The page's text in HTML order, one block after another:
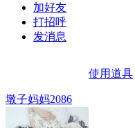
加好友
打招呼
发消息
使用道具
墩子妈妈2086